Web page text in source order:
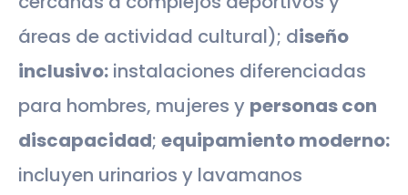
áreas de actividad cultural); diseño
inclusivo: instalaciones diferenciadas
para hombres, mujeres y personas con
discapacidad; equipamiento moderno:
incluyen urinarios y lavamanos